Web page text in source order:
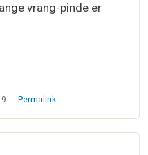
vrang-pinde er
Permalink